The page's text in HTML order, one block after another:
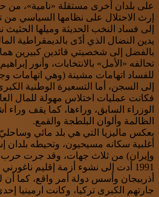
على بلدان أخرى مستقلة «نامية»، من
إرث الاحتلال على نظامها السياسي
إلى فساد النخب الحديثة وميلها الحثيث
يدين النضال الذي أدّى بالديمقراطية
بالفضل إلى شخصيتي قائدين كبيرين هما
تحالفه «الأمل» بالانتخابات، وأنور
للفساد اتهامات مشينة (وهي اتهامات
إلى السجن، أما التسعيرة الوطنية
فكانت عمليات اختلاس مهولة للمال
الوزراء السابق، وراءها، كما يقف وراء
الظالمة وألوان البلطجة والقمع.
بعكس ماليزيا التي هي بلد مائي
أغلبية سكانه مسيحيون، وتحيطه بلدان
1991 أدت إلى نشوء أزمة إقليم
أذربيجان وأسس دولة أمر واقع، كما أن
جارتهم الكبرى تركيا، وكانت ارمينيا